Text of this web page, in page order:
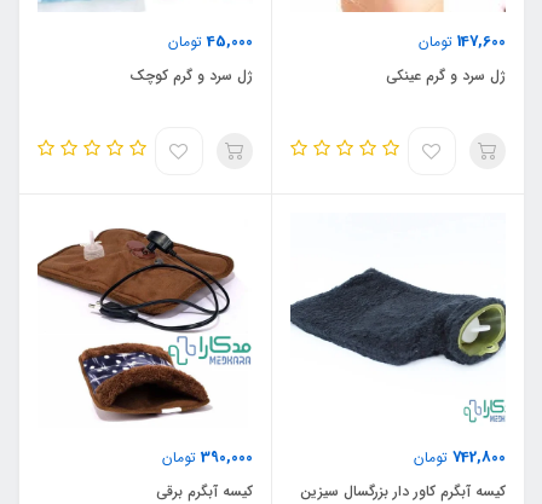
147,600 تومان
ژل سرد و گرم عینکی
45,000تومان
ژل سرد و گرم کوچک
742,800 تومان
کیسه آبگرم کاور دار بزرگسال سیزین
390,000 تومان
کیسه آبگرم برقی